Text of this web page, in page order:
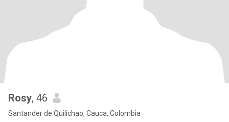
Rosy, 46
Santander de Quilichao, Cauca, Colombia